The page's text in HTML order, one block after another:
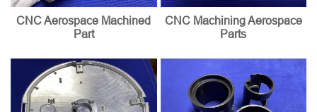
CNC Aerospace Machined
Part
CNC Machining Aerospace
Parts